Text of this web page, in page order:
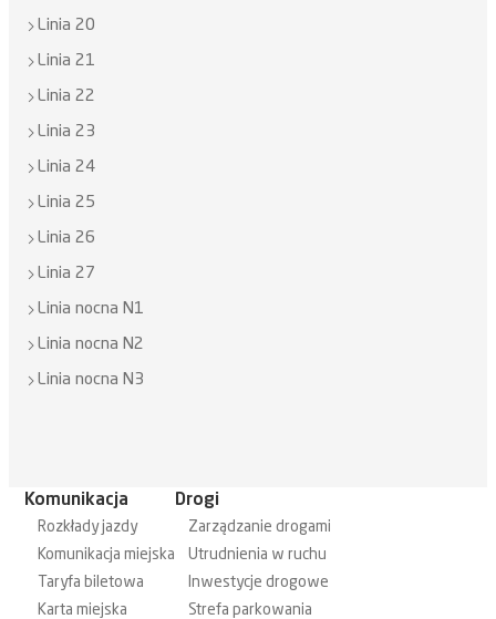
Linia 20
Linia 21
Linia 22
Linia 23
Linia 24
Linia 25
Linia 26
Linia 27
Linia nocna N1
Linia nocna N2
Linia nocna N3
Komunikacja
Rozkłady jazdy
Komunikacja miejska
Taryfa biletowa
Karta miejska
Drogi
Zarządzanie drogami
Utrudnienia w ruchu
Inwestycje drogowe
Strefa parkowania